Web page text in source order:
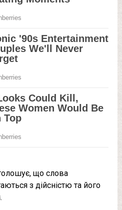
що слова
з дійсністю та його